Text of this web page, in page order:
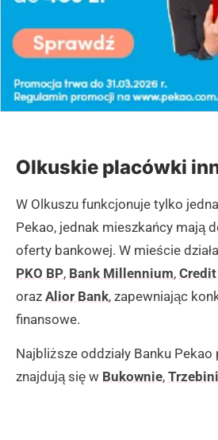
Olkuskie placówki
W Olkuszu funkcjonuje tylko
Pekao, jednak mieszkańcy mają
oferty bankowej. W mieście
PKO BP, Bank Millennium,
oraz Alior Bank, zapewniając
finansowe.
Najbliższe oddziały Banku Pekao
znajdują się w Bukownie, Trzebini